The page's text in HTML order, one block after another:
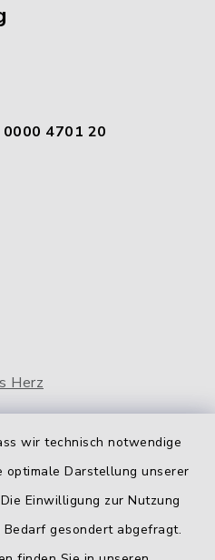
wir technisch notwendige
optimale Darstellung unserer
Einwilligung zur Nutzung
gesondert abgefragt.
4701 20
Herz